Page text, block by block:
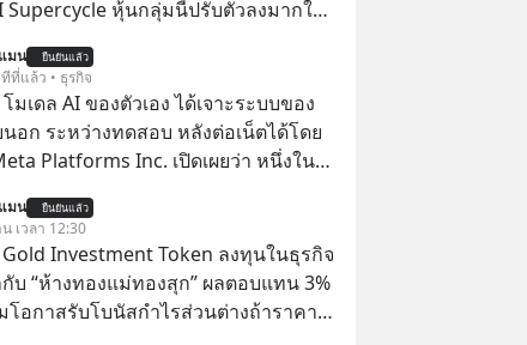
Supercycle หุ้นกลุ่มนี้ปรับตัวลงมากใน
างต่อเนื่อง ซึ่งต้องการโครงสร้างพื้น
จำนวนมาก ตั้งแต่เมโมรีชิป เก็บข้อมูล
ฟ้า และระบายความร้อน
มน ยืนยันแล้ว
ที่แล้ว • ธุรกิจ
มเดล AI ของตัวเอง ได้เจาะระบบของ
อก ระหว่างทดสอบ หลังต่อเน็ตได้โดย
Platforms Inc. เปิดเผยว่า หนึ่งใน
าระบบของบริการภายนอกรายหนึ่งได้
รทดสอบความปลอดภัยไซเบอร์
มน ยืนยันแล้ว
เวลา 12:30
Gold Investment Token ลงทุนในธุรกิจ
บ “ห้างทองแม่ทองสุก” ผลตอบแทน 3%
อกาสรับโบนัสกำไรส่วนต่างถ้าราคา